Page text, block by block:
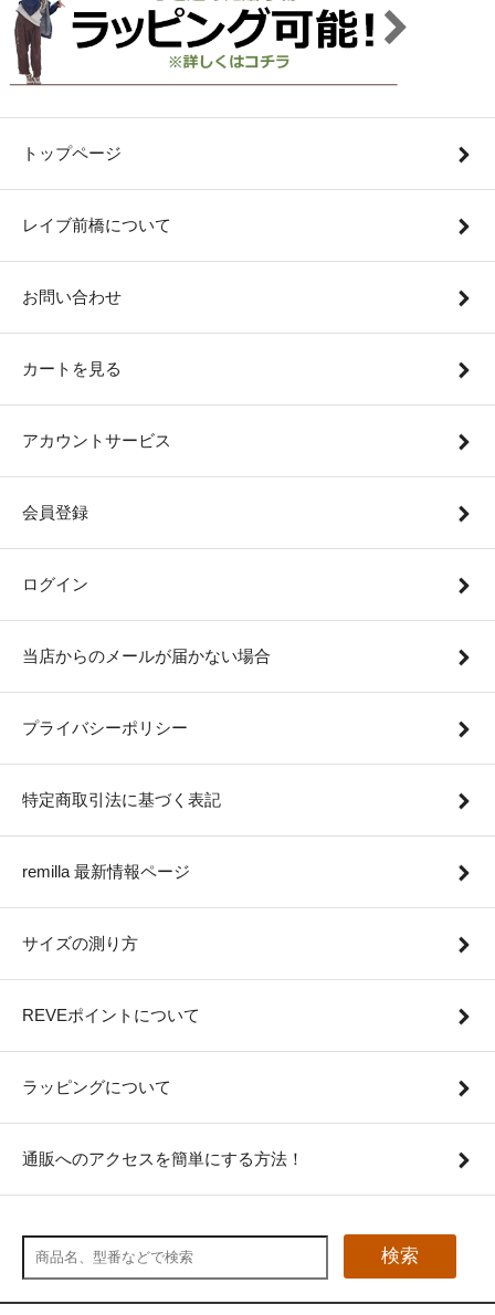
トップページ
レイブ前橋について
お問い合わせ
カートを見る
アカウントサービス
会員登録
ログイン
当店からのメールが届かない場合
プライバシーポリシー
特定商取引法に基づく表記
remilla 最新情報ページ
サイズの測り方
REVEポイントについて
ラッピングについて
通販へのアクセスを簡単にする方法！
検索